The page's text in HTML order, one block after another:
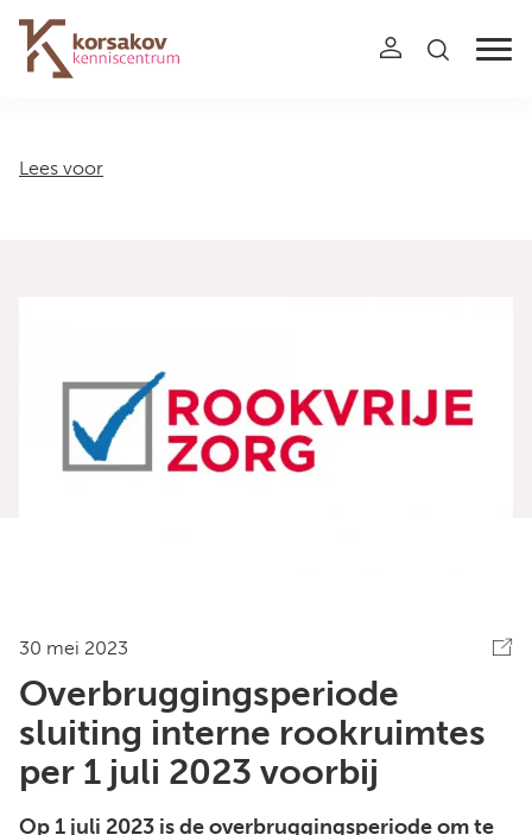
Navigation
Lees voor
30 mei 2023
Overbruggingsperiode
sluiting interne rookruimtes
per 1 juli 2023 voorbij
Op 1 juli 2023 is de overbruggingsperiode om te